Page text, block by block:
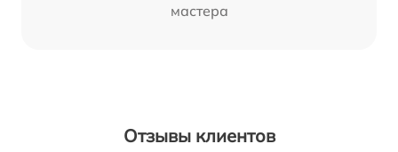
мастера
Отзывы клиентов